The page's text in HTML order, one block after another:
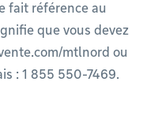
fait référence au
que vous devez
mtlnord ou
: 1 855 550-7469.